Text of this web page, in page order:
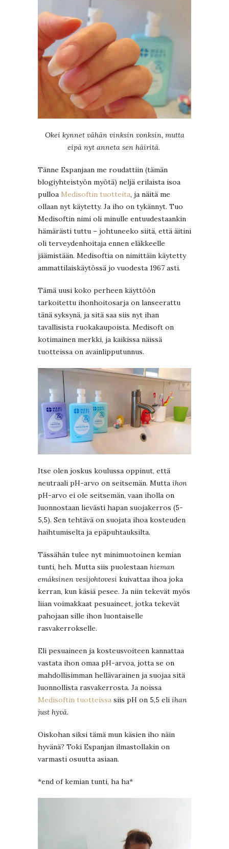
Okei kynnet vähän vinksin vonksin, mutta
eipä nyt anneta sen häiritä.
Tänne Espanjaan me roudattiin (tämän
blogiyhteistyön myötä) neljä erilaista isoa
pulloa Medisoftin tuotteita, ja näitä me
ollaan nyt käytetty. Ja iho on tykännyt. Tuo
Medisoftin nimi oli minulle entuudestaankin
hämärästi tuttu – johtuneeko siitä, että äitini
oli terveydenhoitaja ennen eläkkeelle
jäämistään. Medisoftia on nimittäin käytetty
ammattilaiskäytössä jo vuodesta 1967 asti.
Tämä uusi koko perheen käyttöön
tarkoitettu ihonhoitosarja on lanseerattu
tänä syksynä, ja sitä saa siis nyt ihan
tavallisista ruokakaupoista. Medisoft on
kotimainen merkki, ja kaikissa näissä
tuotteissa on avainlipputunnus.
Itse olen joskus koulussa oppinut, että
neutraali pH-arvo on seitsemän. Mutta ihon
pH-arvo ei ole seitsemän, vaan iholla on
luonnostaan lievästi hapan suojakerros (5-
5,5). Sen tehtävä on suojata ihoa kosteuden
haihtumiselta ja epäpuhtauksilta.
Tässähän tulee nyt minimuotoinen kemian
tunti, heh. Mutta siis puolestaan hieman
emäksinen vesijohtovesi kuivattaa ihoa joka
kerran, kun käsiä pesee. Ja niin tekevät myös
liian voimakkaat pesuaineet, jotka tekevät
pahojaan sille ihon luontaiselle
rasvakerrokselle.
Eli pesuaineen ja kosteusvoiteen kannattaa
vastata ihon omaa pH-arvoa, jotta se on
mahdollisimman hellävarainen ja suojaa sitä
luonnollista rasvakerrosta. Ja noissa
Medisoftin tuotteissa siis pH on 5,5 eli ihan
just hyvä.
Oiskohan siksi tämä mun käsien iho näin
hyvänä? Toki Espanjan ilmastollakin on
varmasti osuutta asiaan.
*end of kemian tunti, ha ha*